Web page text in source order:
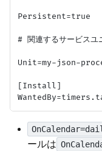
Persistent=true
# 関連するサービスユ
Unit=my-json-
[Install]
ールは